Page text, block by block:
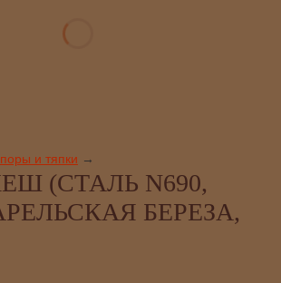
и тяпки →
(СТАЛЬ N690,
БЕРЕЗА,